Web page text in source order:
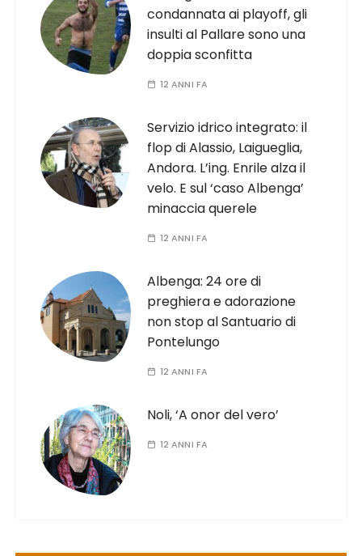
condannata ai playoff, gli
insulti al Pallare sono una
doppia sconfitta
12 ANNI FA
Servizio idrico integrato: il
flop di Alassio, Laigueglia,
Andora. L’ing. Enrile alza il
velo. E sul ‘caso Albenga’
minaccia querele
12 ANNI FA
Albenga: 24 ore di
preghiera e adorazione
non stop al Santuario di
Pontelungo
12 ANNI FA
Noli, ‘A onor del vero’
12 ANNI FA